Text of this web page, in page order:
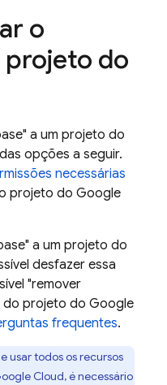
o
projeto do
a um projeto do
opções a seguir.
necessárias
projeto do Google
a um projeto do
desfazer essa
"remover
do projeto do Google
frequentes.
usar todos os recursos
Cloud, é necessário